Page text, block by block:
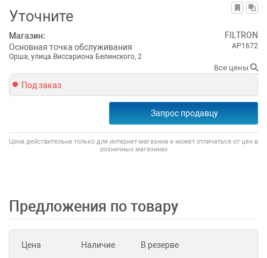
Уточните
Магазин:
Основная точка обслуживания
Орша, улица Виссариона Белинского, 2
FILTRON
AP1672
Все цены
Под заказ
Запрос продавцу
Цена действительна только для интернет-магазина и может отличаться от цен в
розничных магазинах
Предложения по товару
Цена Наличие В резерве